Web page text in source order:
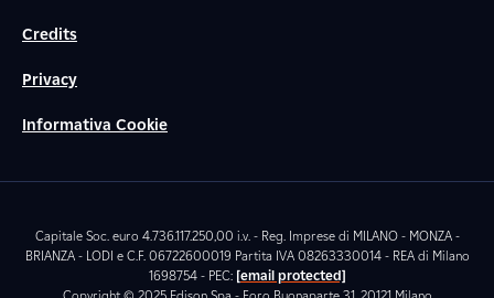
Credits
Privacy
Informativa Cookie
Capitale Soc. euro 4.736.117.250,00 i.v. - Reg. Imprese di MILANO - MONZA -
BRIANZA - LODI e C.F. 06722600019 Partita IVA 08263330014 - REA di Milano
1698754 - PEC: [email protected]